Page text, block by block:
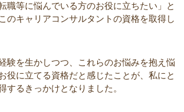
職等に悩んでいる方のお役に立ちたい」と
のキャリアコンサルタントの資格を取得し
験を生かしつつ、これらのお悩みを抱え悩
役に立てる資格だと感じたことが、私にと
するきっかけとなりました。